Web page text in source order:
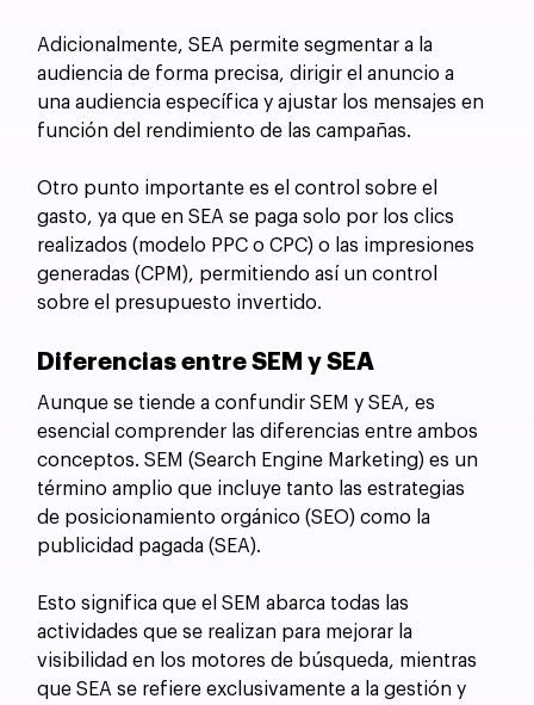
Adicionalmente, SEA permite segmentar a la
audiencia de forma precisa, dirigir el anuncio a
una audiencia específica y ajustar los mensajes en
función del rendimiento de las campañas.
Otro punto importante es el control sobre el
gasto, ya que en SEA se paga solo por los clics
realizados (modelo PPC o CPC) o las impresiones
generadas (CPM), permitiendo así un control
sobre el presupuesto invertido.
Diferencias entre SEM y SEA
Aunque se tiende a confundir SEM y SEA, es
esencial comprender las diferencias entre ambos
conceptos. SEM (Search Engine Marketing) es un
término amplio que incluye tanto las estrategias
de posicionamiento orgánico (SEO) como la
publicidad pagada (SEA).
Esto significa que el SEM abarca todas las
actividades que se realizan para mejorar la
visibilidad en los motores de búsqueda, mientras
que SEA se refiere exclusivamente a la gestión y